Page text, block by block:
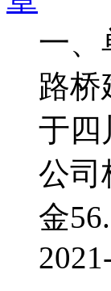
一、
路桥
于四
公司
金